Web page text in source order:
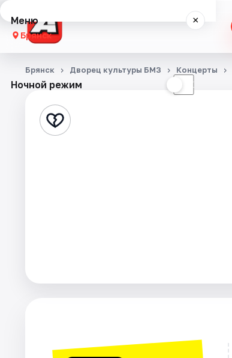
Меню ×
Брянск
Концерты
Стендап
Ночной режим ☾
Брянск Дворец культуры БМЗ Концерты